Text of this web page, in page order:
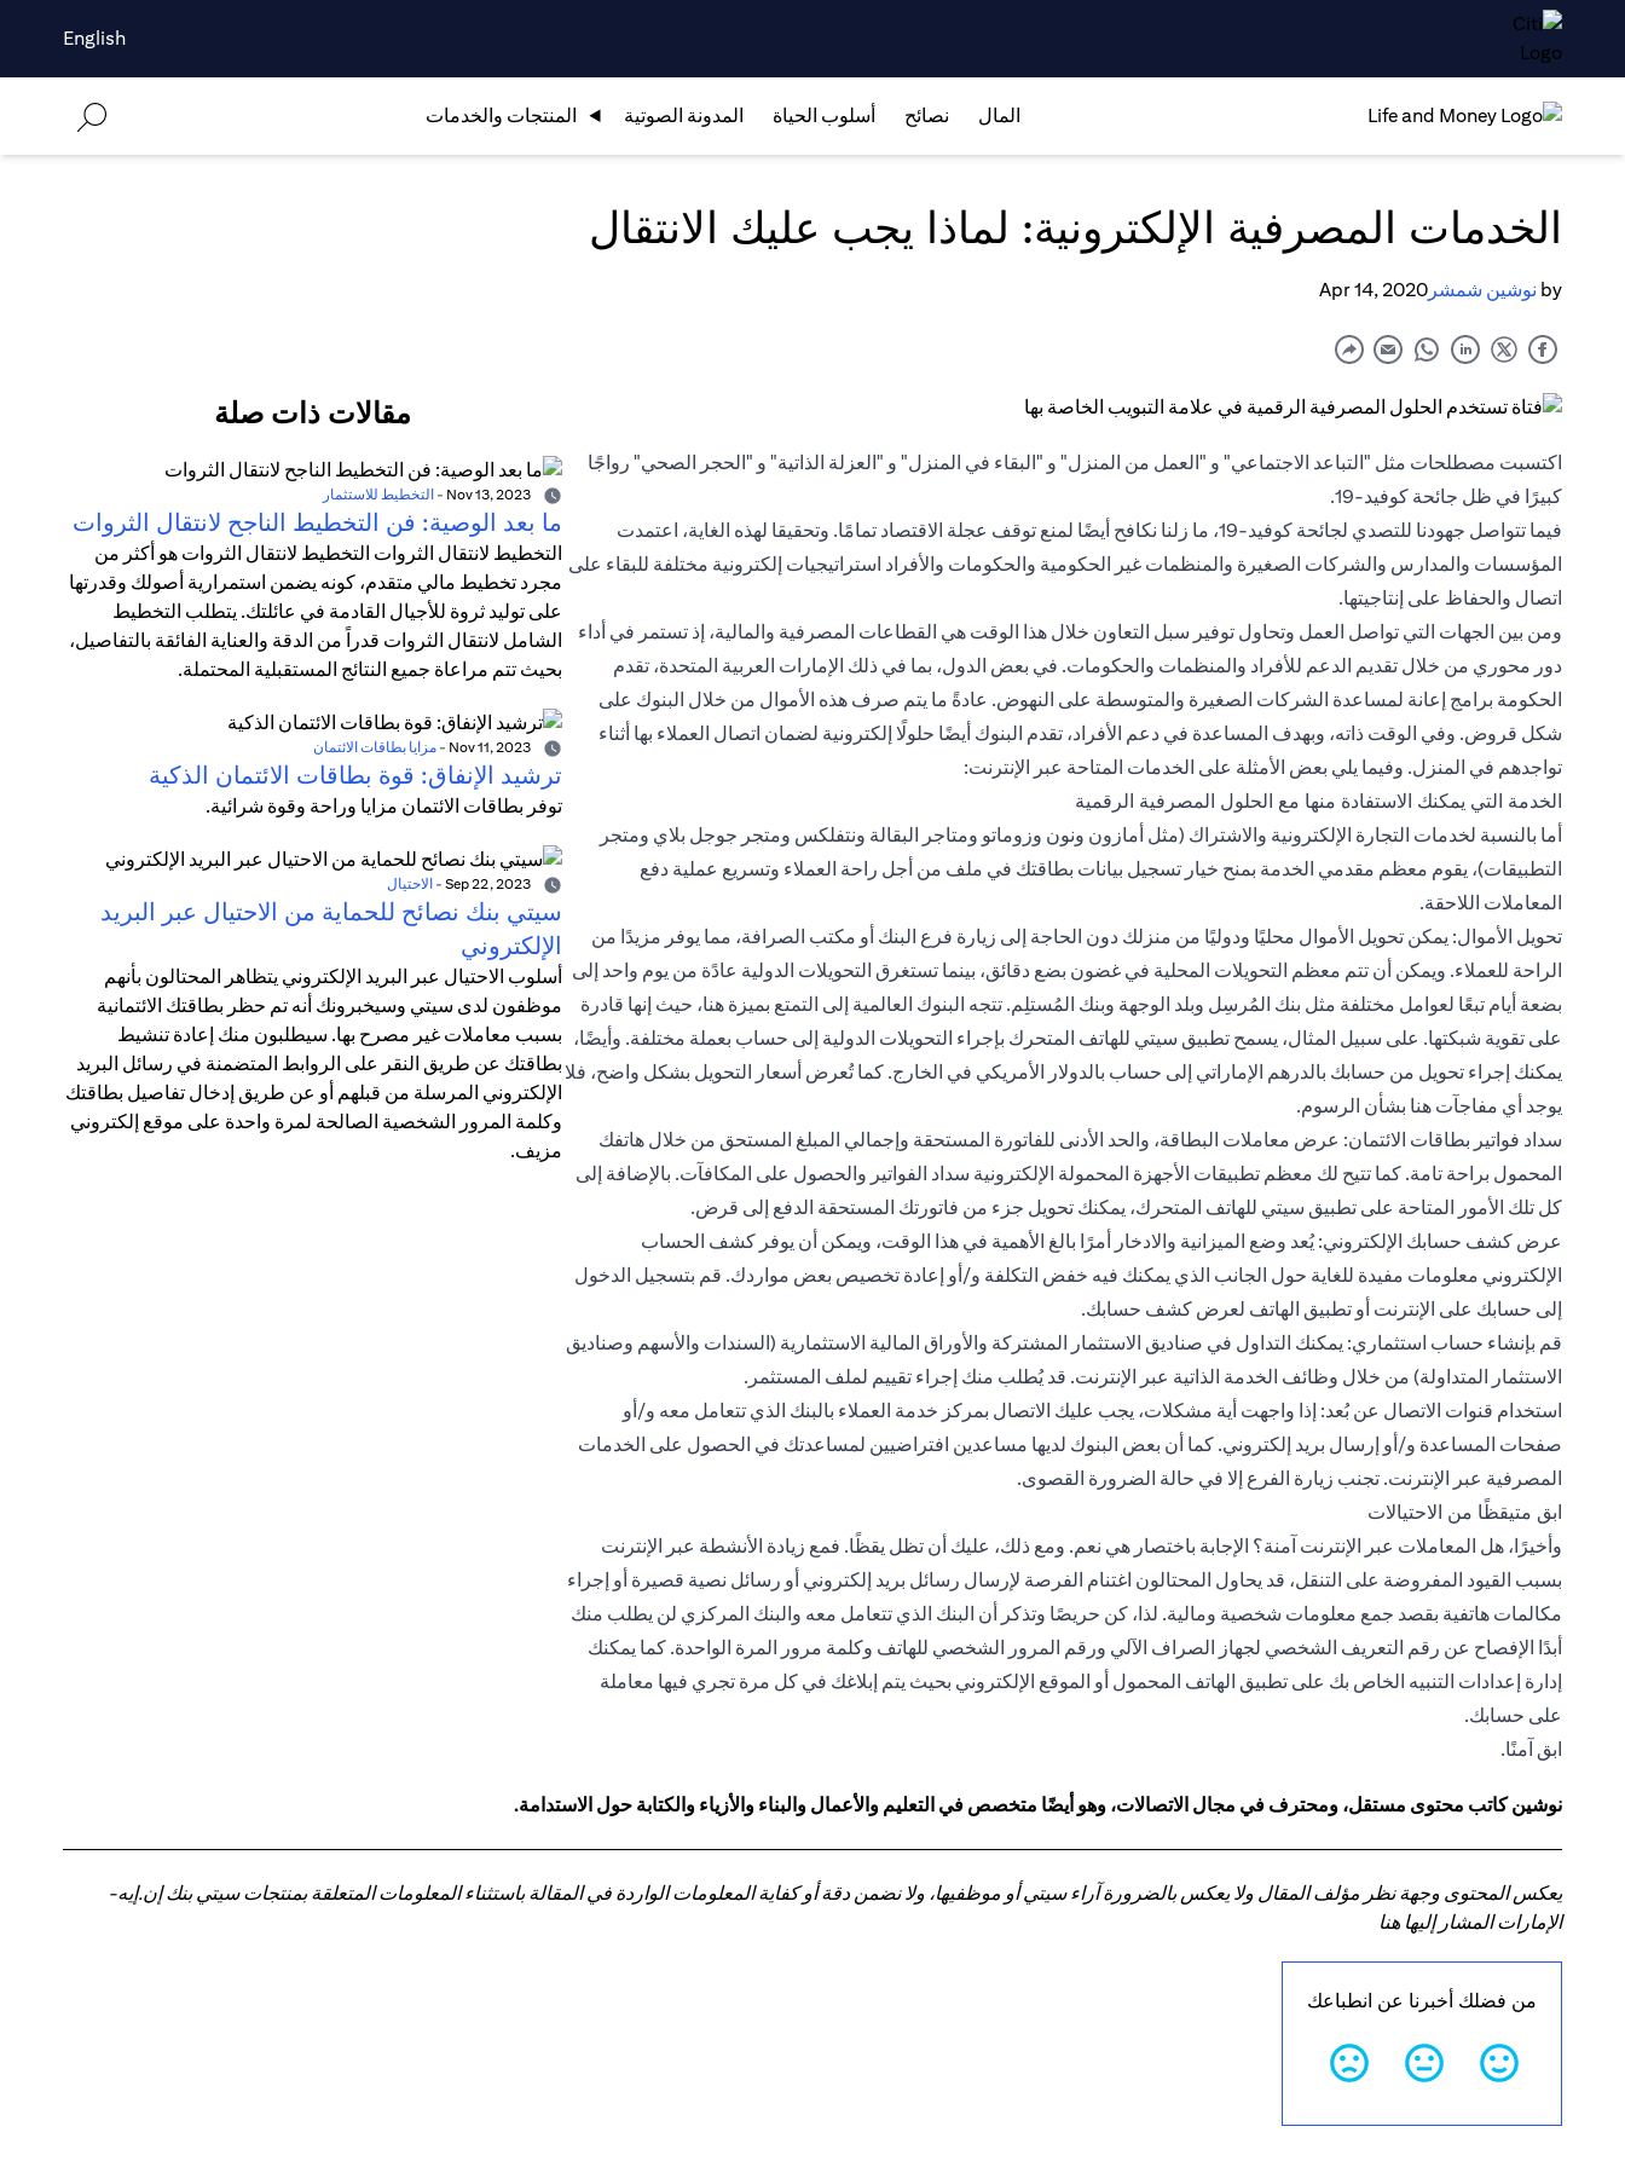
English
المال نصائح أسلوب الحياة المدونة الصوتية المنتجات والخدمات
الخدمات المصرفية الإلكترونية: لماذا يجب عليك الانتقال
by نوشين شمشر Apr 14, 2020
اكتسبت مصطلحات مثل "التباعد الاجتماعي" و "العمل من المنزل" و "البقاء في المنزل" و "العزلة الذاتية" و "الحجر الصحي" رواجًا
كبيرًا في ظل جائحة كوفيد-19.
فيما تتواصل جهودنا للتصدي لجائحة كوفيد-19، ما زلنا نكافح أيضًا لمنع توقف عجلة الاقتصاد تمامًا. وتحقيقا لهذه الغاية، اعتمدت
المؤسسات والمدارس والشركات الصغيرة والمنظمات غير الحكومية والحكومات والأفراد استراتيجيات إلكترونية مختلفة للبقاء على
اتصال والحفاظ على إنتاجيتها.
ومن بين الجهات التي تواصل العمل وتحاول توفير سبل التعاون خلال هذا الوقت هي القطاعات المصرفية والمالية، إذ تستمر في أداء
دور محوري من خلال تقديم الدعم للأفراد والمنظمات والحكومات. في بعض الدول، بما في ذلك الإمارات العربية المتحدة، تقدم
الحكومة برامج إعانة لمساعدة الشركات الصغيرة والمتوسطة على النهوض. عادةً ما يتم صرف هذه الأموال من خلال البنوك على
شكل قروض. وفي الوقت ذاته، وبهدف المساعدة في دعم الأفراد، تقدم البنوك أيضًا حلولًا إلكترونية لضمان اتصال العملاء بها أثناء
تواجدهم في المنزل. وفيما يلي بعض الأمثلة على الخدمات المتاحة عبر الإنترنت:
الخدمة التي يمكنك الاستفادة منها مع الحلول المصرفية الرقمية
أما بالنسبة لخدمات التجارة الإلكترونية والاشتراك (مثل أمازون ونون وزوماتو ومتاجر البقالة ونتفلكس ومتجر جوجل بلاي ومتجر
التطبيقات)، يقوم معظم مقدمي الخدمة بمنح خيار تسجيل بيانات بطاقتك في ملف من أجل راحة العملاء وتسريع عملية دفع
المعاملات اللاحقة.
تحويل الأموال: يمكن تحويل الأموال محليًا ودوليًا من منزلك دون الحاجة إلى زيارة فرع البنك أو مكتب الصرافة، مما يوفر مزيدًا من
الراحة للعملاء. ويمكن أن تتم معظم التحويلات المحلية في غضون بضع دقائق، بينما تستغرق التحويلات الدولية عادًة من يوم واحد إلى
بضعة أيام تبعًا لعوامل مختلفة مثل بنك المُرسِل وبلد الوجهة وبنك المُستلِم. تتجه البنوك العالمية إلى التمتع بميزة هنا، حيث إنها قادرة
على تقوية شبكتها. على سبيل المثال، يسمح تطبيق سيتي للهاتف المتحرك بإجراء التحويلات الدولية إلى حساب بعملة مختلفة. وأيضًا،
يمكنك إجراء تحويل من حسابك بالدرهم الإماراتي إلى حساب بالدولار الأمريكي في الخارج. كما تُعرض أسعار التحويل بشكل واضح، فلا
يوجد أي مفاجآت هنا بشأن الرسوم.
سداد فواتير بطاقات الائتمان: عرض معاملات البطاقة، والحد الأدنى للفاتورة المستحقة وإجمالي المبلغ المستحق من خلال هاتفك
المحمول براحة تامة. كما تتيح لك معظم تطبيقات الأجهزة المحمولة الإلكترونية سداد الفواتير والحصول على المكافآت. بالإضافة إلى
كل تلك الأمور المتاحة على تطبيق سيتي للهاتف المتحرك، يمكنك تحويل جزء من فاتورتك المستحقة الدفع إلى قرض.
عرض كشف حسابك الإلكتروني: يُعد وضع الميزانية والادخار أمرًا بالغ الأهمية في هذا الوقت، ويمكن أن يوفر كشف الحساب
الإلكتروني معلومات مفيدة للغاية حول الجانب الذي يمكنك فيه خفض التكلفة و/أو إعادة تخصيص بعض مواردك. قم بتسجيل الدخول
إلى حسابك على الإنترنت أو تطبيق الهاتف لعرض كشف حسابك.
قم بإنشاء حساب استثماري: يمكنك التداول في صناديق الاستثمار المشتركة والأوراق المالية الاستثمارية (السندات والأسهم وصناديق
الاستثمار المتداولة) من خلال وظائف الخدمة الذاتية عبر الإنترنت. قد يُطلب منك إجراء تقييم لملف المستثمر.
استخدام قنوات الاتصال عن بُعد: إذا واجهت أية مشكلات، يجب عليك الاتصال بمركز خدمة العملاء بالبنك الذي تتعامل معه و/أو
صفحات المساعدة و/أو إرسال بريد إلكتروني. كما أن بعض البنوك لديها مساعدين افتراضيين لمساعدتك في الحصول على الخدمات
المصرفية عبر الإنترنت. تجنب زيارة الفرع إلا في حالة الضرورة القصوى.
ابق متيقظًا من الاحتيالات
وأخيرًا، هل المعاملات عبر الإنترنت آمنة؟ الإجابة باختصار هي نعم. ومع ذلك، عليك أن تظل يقظًا. فمع زيادة الأنشطة عبر الإنترنت
بسبب القيود المفروضة على التنقل، قد يحاول المحتالون اغتنام الفرصة لإرسال رسائل بريد إلكتروني أو رسائل نصية قصيرة أو إجراء
مكالمات هاتفية بقصد جمع معلومات شخصية ومالية. لذا، كن حريصًا وتذكر أن البنك الذي تتعامل معه والبنك المركزي لن يطلب منك
أبدًا الإفصاح عن رقم التعريف الشخصي لجهاز الصراف الآلي ورقم المرور الشخصي للهاتف وكلمة مرور المرة الواحدة. كما يمكنك
إدارة إعدادات التنبيه الخاص بك على تطبيق الهاتف المحمول أو الموقع الإلكتروني بحيث يتم إبلاغك في كل مرة تجري فيها معاملة
على حسابك.
ابق آمنًا.
مقالات ذات صلة
- التخطيط للاستثمار
ما بعد الوصية: فن التخطيط الناجح لانتقال الثروات
التخطيط لانتقال الثروات التخطيط لانتقال الثروات هو أكثر من
مجرد تخطيط مالي متقدم، كونه يضمن استمرارية أصولك وقدرتها
على توليد ثروة للأجيال القادمة في عائلتك. يتطلب التخطيط
الشامل لانتقال الثروات قدراً من الدقة والعناية الفائقة بالتفاصيل،
بحيث تتم مراعاة جميع النتائج المستقبلية المحتملة.
- مزايا بطاقات الائتمان
ترشيد الإنفاق: قوة بطاقات الائتمان الذكية
توفر بطاقات الائتمان مزايا وراحة وقوة شرائية.
- الاحتيال
سيتي بنك نصائح للحماية من الاحتيال عبر البريد
الإلكتروني
أسلوب الاحتيال عبر البريد الإلكتروني يتظاهر المحتالون بأنهم
موظفون لدى سيتي وسيخبرونك أنه تم حظر بطاقتك الائتمانية
بسبب معاملات غير مصرح بها. سيطلبون منك إعادة تنشيط
بطاقتك عن طريق النقر على الروابط المتضمنة في رسائل البريد
الإلكتروني المرسلة من قبلهم أو عن طريق إدخال تفاصيل بطاقتك
وكلمة المرور الشخصية الصالحة لمرة واحدة على موقع إلكتروني
مزيف.
نوشين كاتب محتوى مستقل، ومحترف في مجال الاتصالات، وهو أيضًا متخصص في التعليم والأعمال والبناء والأزياء والكتابة حول الاستدامة.
يعكس المحتوى وجهة نظر مؤلف المقال ولا يعكس بالضرورة آراء سيتي أو موظفيها، ولا نضمن دقة أو كفاية المعلومات الواردة في المقالة باستثناء المعلومات المتعلقة بمنتجات سيتي بنك إن.إيه-
الإمارات المشار إليها هنا
من فضلك أخبرنا عن انطباعك